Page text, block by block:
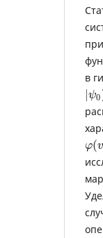
в
ψ0
φ(v